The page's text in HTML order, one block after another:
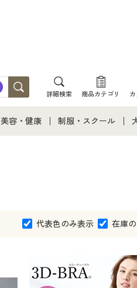
詳細検索 商品カテゴリ
カタログ・チラ
美容・健康 制服・スクール
代表色のみ表示 在庫